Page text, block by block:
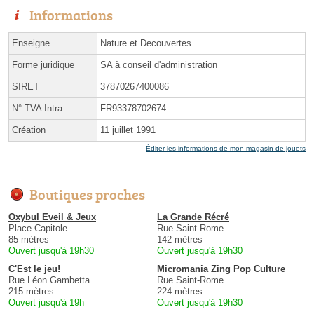
Informations
Enseigne Nature et Decouvertes
Forme juridique SA à conseil d'administration
SIRET 37870267400086
N° TVA Intra. FR93378702674
Création 11 juillet 1991
Éditer les informations de mon magasin de jouets
Boutiques proches
Oxybul Eveil & Jeux
Place Capitole
85 mètres
Ouvert jusqu'à 19h30
La Grande Récré
Rue Saint-Rome
142 mètres
Ouvert jusqu'à 19h30
C'Est le jeu!
Rue Léon Gambetta
215 mètres
Ouvert jusqu'à 19h
Micromania Zing Pop Culture
Rue Saint-Rome
224 mètres
Ouvert jusqu'à 19h30